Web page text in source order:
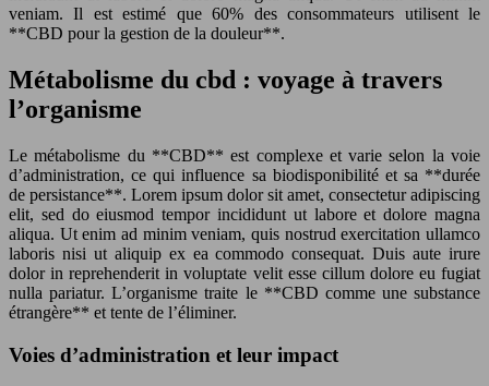
veniam. Il est estimé que 60% des consommateurs utilisent le
**CBD pour la gestion de la douleur**.
Métabolisme du cbd : voyage à travers
l’organisme
Le métabolisme du **CBD** est complexe et varie selon la voie
d’administration, ce qui influence sa biodisponibilité et sa **durée
de persistance**. Lorem ipsum dolor sit amet, consectetur adipiscing
elit, sed do eiusmod tempor incididunt ut labore et dolore magna
aliqua. Ut enim ad minim veniam, quis nostrud exercitation ullamco
laboris nisi ut aliquip ex ea commodo consequat. Duis aute irure
dolor in reprehenderit in voluptate velit esse cillum dolore eu fugiat
nulla pariatur. L’organisme traite le **CBD comme une substance
étrangère** et tente de l’éliminer.
Voies d’administration et leur impact